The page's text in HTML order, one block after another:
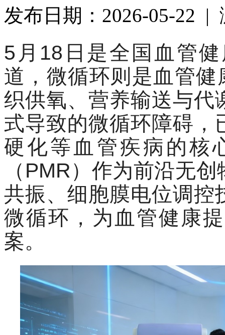
发布日期：2026-05-22 |
5月18日 是全国血管
道，微循环则是血管健
织供氧、营养输送与代
式导致的微循环障碍，
硬化等血管疾病的核
（PMR）作为前沿无
共振、 细胞膜电位调控
微循环，为血管健康
案。